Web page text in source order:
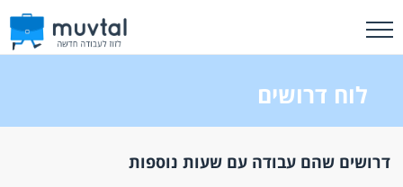
לוח דרושים
דרושים שהם עבודה עם שעות נוספות